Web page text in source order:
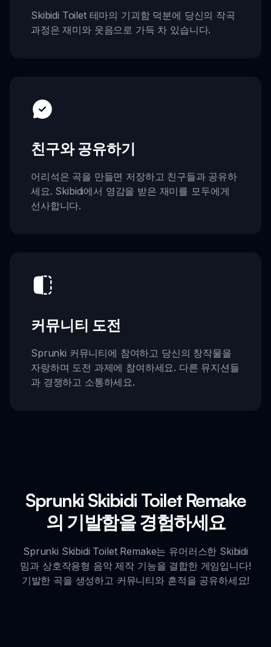
Skibidi Toilet 테마의 기괴함 덕분에 당신의 작곡
과정은 재미와 웃음으로 가득 차 있습니다.
친구와 공유하기
어리석은 곡을 만들면 저장하고 친구들과 공유하
세요. Skibidi에서 영감을 받은 재미를 모두에게
선사합니다.
커뮤니티 도전
Sprunki 커뮤니티에 참여하고 당신의 창작물을
자랑하며 도전 과제에 참여하세요. 다른 뮤지션들
과 경쟁하고 소통하세요.
Sprunki Skibidi Toilet Remake
의 기발함을 경험하세요
Sprunki Skibidi Toilet Remake는 유머러스한 Skibidi
밈과 상호작용형 음악 제작 기능을 결합한 게임입니다!
기발한 곡을 생성하고 커뮤니티와 흔적을 공유하세요!